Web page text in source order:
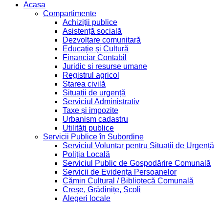
Acasa
Compartimente
Achiziții publice
Asistență socială
Dezvoltare comunitară
Educație și Cultură
Financiar Contabil
Juridic si resurse umane
Registrul agricol
Starea civilă
Situații de urgență
Serviciul Administrativ
Taxe și impozite
Urbanism cadastru
Utilități publice
Servicii Publice în Subordine
Serviciul Voluntar pentru Situații de Urgență
Poliția Locală
Serviciul Public de Gospodărire Comunală
Servicii de Evidența Persoanelor
Cămin Cultural / Bibliotecă Comunală
Creșe, Grădinițe, Școli
Alegeri locale